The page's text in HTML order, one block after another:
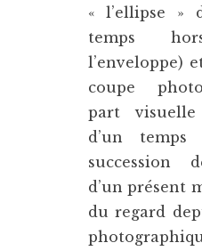
« l’ellipse »
temps
l’enveloppe)
coupe
part
d’un temps
succession
d’un présent
du regard